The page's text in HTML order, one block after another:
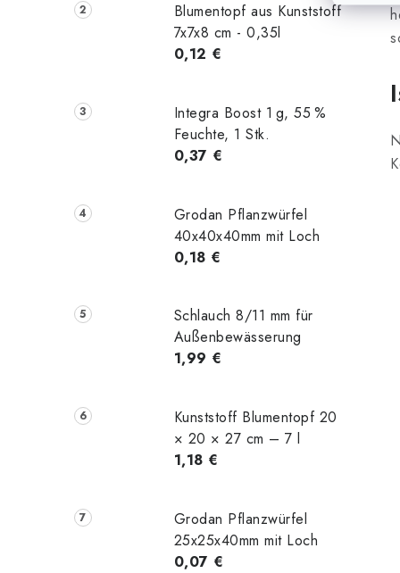
Blumentopf aus Kunststoff
7x7x8 cm - 0,35l
0,12 €
Integra Boost 1 g, 55 %
Feuchte, 1 Stk.
0,37 €
Grodan Pflanzwürfel
40x40x40mm mit Loch
0,18 €
Schlauch 8/11 mm für
Außenbewässerung
1,99 €
Kunststoff Blumentopf 20
× 20 × 27 cm – 7 l
1,18 €
Grodan Pflanzwürfel
25x25x40mm mit Loch
0,07 €